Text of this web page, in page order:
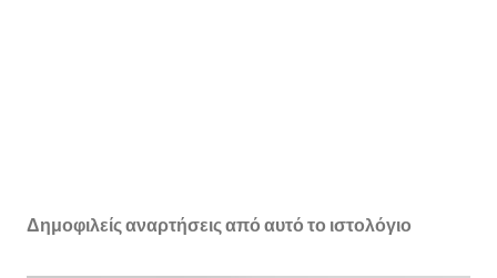
Δημοφιλείς αναρτήσεις από αυτό το ιστολόγιο